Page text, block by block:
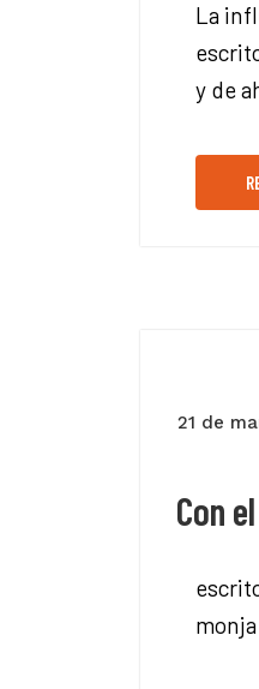
La
y de
21 de
Con